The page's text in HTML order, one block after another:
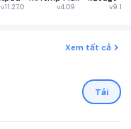
v11.27.0 v4.09 v9.16.1
Xem tất cả
Tải